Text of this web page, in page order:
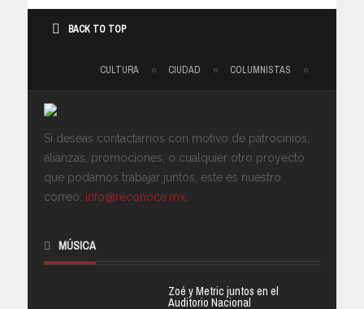
BACK TO TOP
CULTURA CIUDAD COLUMNISTAS
Si deseas contactarnos con motivo de patrocinios,
alianzas, promociones, o cualquier otro proyecto
que podamos trabajar juntos, este es nuestro
correo: info@reconoce.mx
MÚSICA
Zoé y Metric juntos en el
Auditorio Nacional